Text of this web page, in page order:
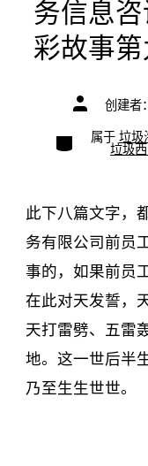
务信息
彩故事第
文
章
者
创建者：
类
别
属于 垃圾
垃圾
此下八篇文字，
务有限公司前员
事的，如果前员
在此对天发誓，
天打雷劈、五雷
地。这一世后半
乃至生生世世。